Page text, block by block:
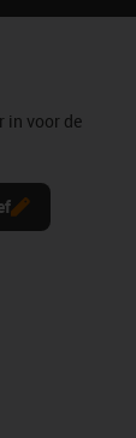
in voor de